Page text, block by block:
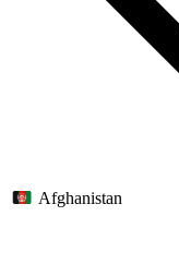
Afghanistan